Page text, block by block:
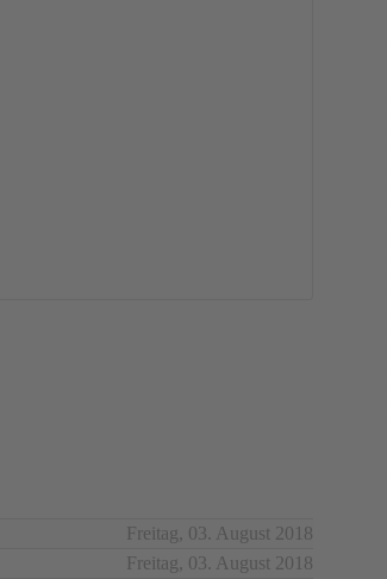
Freitag, 03. August 2018
Freitag, 03. August 2018